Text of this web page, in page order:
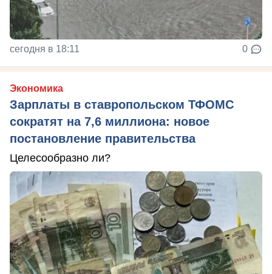
сегодня в 18:11 0
Экономика
Зарплаты в ставропольском ТФОМС
сократят на 7,6 миллиона: новое
постановление правительства
Целесообразно ли?